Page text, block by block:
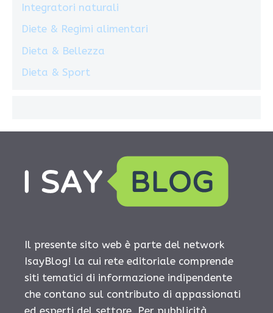
Integratori naturali
Diete & Regimi alimentari
Dieta & Bellezza
Dieta & Sport
Il presente sito web è parte del network
IsayBlog! la cui rete editoriale comprende
siti tematici di informazione indipendente
che contano sul contributo di appassionati